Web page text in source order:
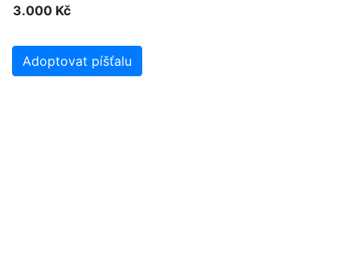
3.000 Kč
Adoptovat píšťalu